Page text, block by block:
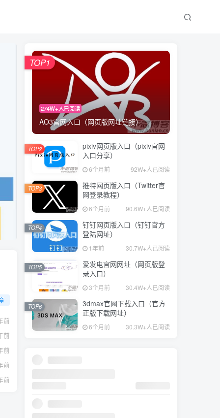
前
前
前
前
前
274W+人已阅读
AO3官网入口（网页版网址链接）
TOP1
pixiv网页版入口（pixiv官网
入口分享）
6个月前 92W+人已阅读
TOP2
推特网页版入口（Twitter官
网登录教程）
6个月前 90.6W+人已阅读
TOP3
钉钉网页版入口（钉钉官方
登陆网址）
1年前 30.7W+人已阅读
TOP4
爱发电官网网址（网页版登
录入口）
3个月前 30.4W+人已阅读
TOP5
3dmax官网下载入口（官方
正版下载网址）
6个月前 30.3W+人已阅读
TOP6